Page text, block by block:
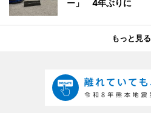
ー」 4年ぶりに
もっと見る